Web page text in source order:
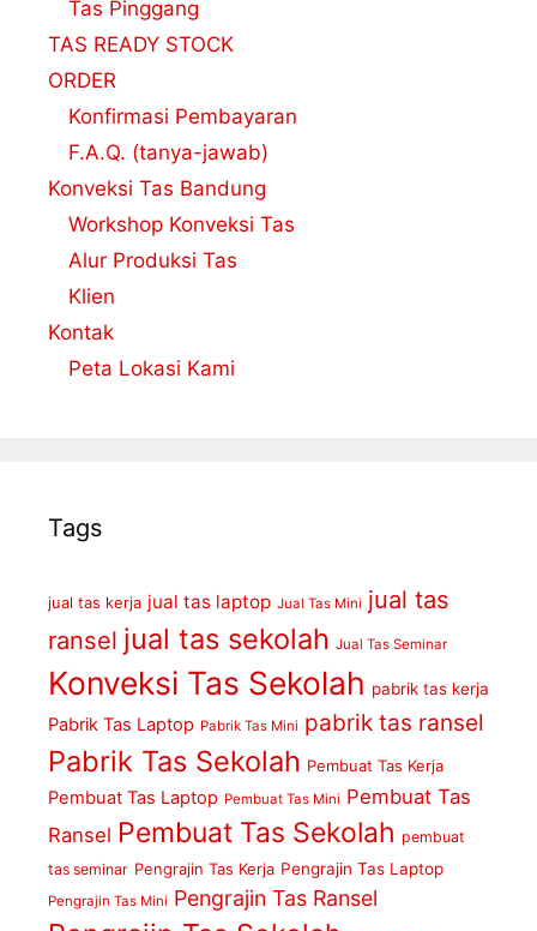
Tas Pinggang
TAS READY STOCK
ORDER
Konfirmasi Pembayaran
F.A.Q. (tanya-jawab)
Konveksi Tas Bandung
Workshop Konveksi Tas
Alur Produksi Tas
Klien
Kontak
Peta Lokasi Kami
Tags
jual tas kerja jual tas laptop Jual Tas Mini jual tas
ransel jual tas sekolah Jual Tas Seminar
Konveksi Tas Sekolah pabrik tas kerja
Pabrik Tas Laptop Pabrik Tas Mini pabrik tas ransel
Pabrik Tas Sekolah Pembuat Tas Kerja
Pembuat Tas Laptop Pembuat Tas Mini Pembuat Tas
Ransel Pembuat Tas Sekolah pembuat
tas seminar Pengrajin Tas Kerja Pengrajin Tas Laptop
Pengrajin Tas Mini Pengrajin Tas Ransel